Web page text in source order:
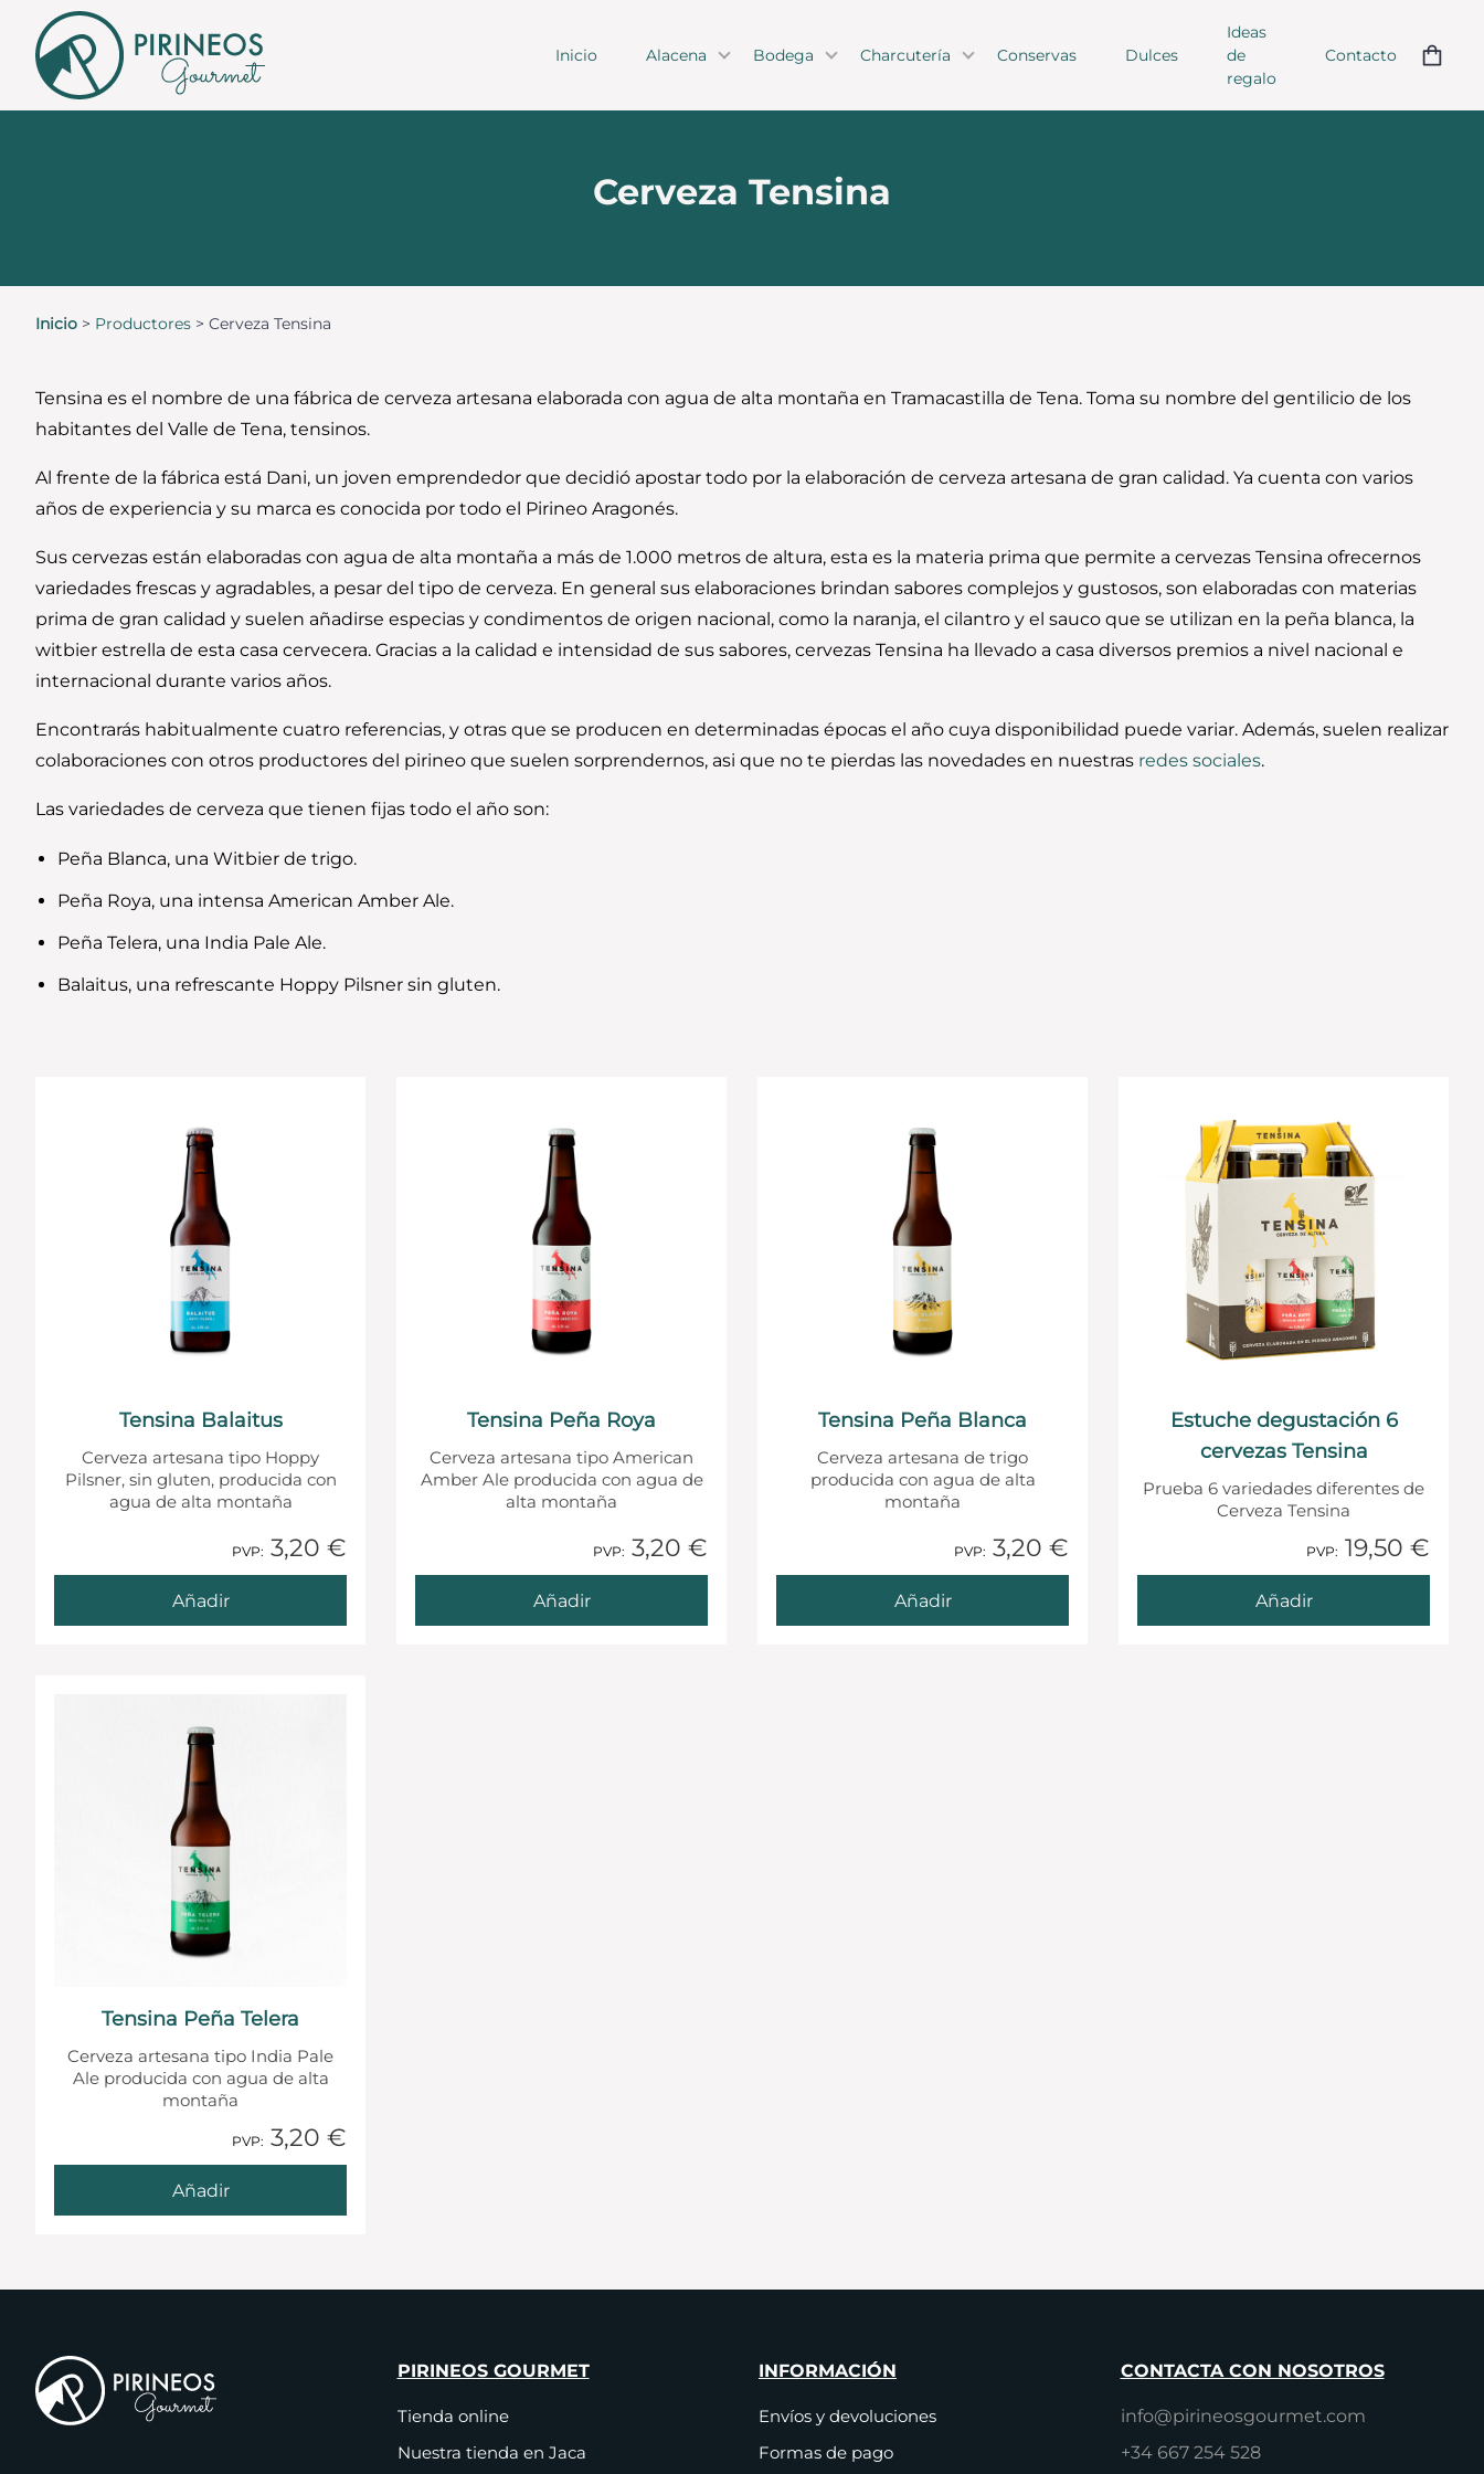
Inicio Alacena Bodega Charcutería Conservas Dulces
Ideas
de
regalo
Contacto
Cerveza Tensina
Inicio > Productores > Cerveza Tensina
Tensina es el nombre de una fábrica de cerveza artesana elaborada con agua de alta montaña en Tramacastilla de Tena. Toma su nombre del gentilicio de los
habitantes del Valle de Tena, tensinos.
Al frente de la fábrica está Dani, un joven emprendedor que decidió apostar todo por la elaboración de cerveza artesana de gran calidad. Ya cuenta con varios
años de experiencia y su marca es conocida por todo el Pirineo Aragonés.
Sus cervezas están elaboradas con agua de alta montaña a más de 1.000 metros de altura, esta es la materia prima que permite a cervezas Tensina ofrecernos
variedades frescas y agradables, a pesar del tipo de cerveza. En general sus elaboraciones brindan sabores complejos y gustosos, son elaboradas con materias
prima de gran calidad y suelen añadirse especias y condimentos de origen nacional, como la naranja, el cilantro y el sauco que se utilizan en la peña blanca, la
witbier estrella de esta casa cervecera. Gracias a la calidad e intensidad de sus sabores, cervezas Tensina ha llevado a casa diversos premios a nivel nacional e
internacional durante varios años.
Encontrarás habitualmente cuatro referencias, y otras que se producen en determinadas épocas el año cuya disponibilidad puede variar. Además, suelen realizar
colaboraciones con otros productores del pirineo que suelen sorprendernos, asi que no te pierdas las novedades en nuestras redes sociales.
Las variedades de cerveza que tienen fijas todo el año son:
Peña Blanca, una Witbier de trigo.
Peña Roya, una intensa American Amber Ale.
Peña Telera, una India Pale Ale.
Balaitus, una refrescante Hoppy Pilsner sin gluten.
Tensina Balaitus
Cerveza artesana tipo Hoppy
Pilsner, sin gluten, producida con
agua de alta montaña
PVP: 3,20 €
1 Añadido
Añadir
Tensina Peña Roya
Cerveza artesana tipo American
Amber Ale producida con agua de
alta montaña
PVP: 3,20 €
1 Añadido
Añadir
Tensina Peña Blanca
Cerveza artesana de trigo
producida con agua de alta
montaña
PVP: 3,20 €
1 Añadido
Añadir
Estuche degustación 6
cervezas Tensina
Prueba 6 variedades diferentes de
Cerveza Tensina
PVP: 19,50 €
1 Añadido
Añadir
Tensina Peña Telera
Cerveza artesana tipo India Pale
Ale producida con agua de alta
montaña
PVP: 3,20 €
1 Añadido
Añadir
PIRINEOS GOURMET
Tienda online
Nuestra tienda en Jaca
INFORMACIÓN
Envíos y devoluciones
Formas de pago
CONTACTA CON NOSOTROS
info@pirineosgourmet.com
+34 667 254 528